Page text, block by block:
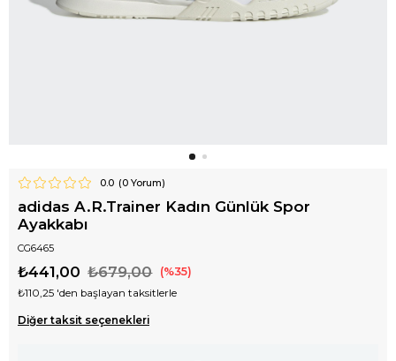
0.0 (0Yorum)
adidas A.R.Trainer Kadın Günlük Spor
Ayakkabı
CG6465
₺679,00
₺441,00 35
₺110,25 'den başlayan taksitlerle
Diğer taksit seçenekleri